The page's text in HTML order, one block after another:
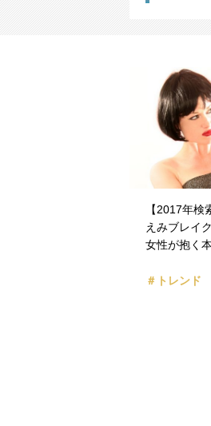
【2017年
えみブレイ
女性が抱く
＃トレンド